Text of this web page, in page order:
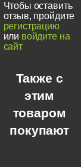
Чтобы оставить
отзыв, пройдите
регистрацию
или войдите на
сайт
Также с
этим
товаром
покупают